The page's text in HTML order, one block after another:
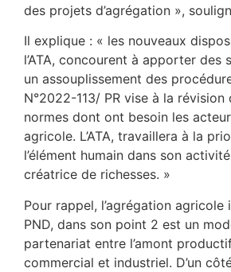
des projets d’agrégation »,
Il explique : « les nouveaux
l’ATA, concourent à apporter des
un assouplissement des
N°2022-113/ PR vise à la
normes dont ont besoin les
agricole. L’ATA, travaillera à la
l’élément humain dans son
créatrice de richesses. »
Pour rappel, l’agrégation
PND, dans son point 2 est un
partenariat entre l’amont
commercial et industriel. D’un